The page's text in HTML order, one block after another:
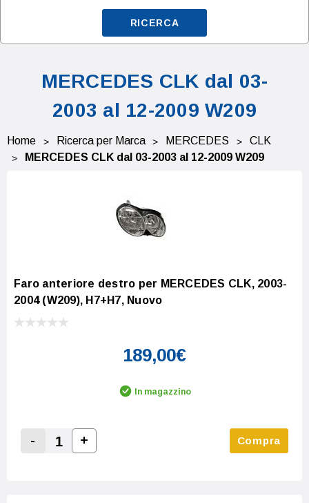
RICERCA
MERCEDES CLK dal 03-
2003 al 12-2009 W209
Home Ricerca per Marca MERCEDES
CLK
MERCEDES CLK dal 03-2003 al 12-2009 W209
Faro anteriore destro per MERCEDES CLK, 2003-
2004 (W209), H7+H7, Nuovo
189,00€
In magazzino
Decrease Quantity:
-
Increase Quantity:
+ Compra